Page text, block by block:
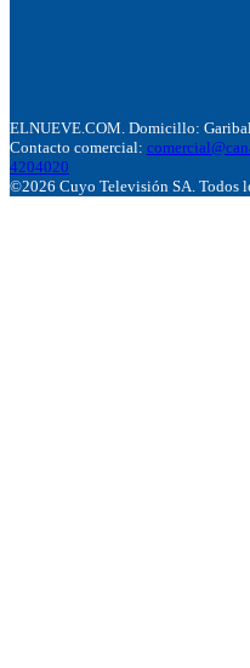
ELNUEVE.COM. Domicillo:
Contacto comercial:
4204020
©2026 Cuyo Televisión SA. Todos